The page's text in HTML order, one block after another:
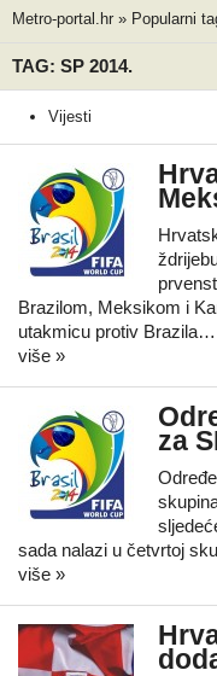
Metro-portal.hr » Popularni
TAG: SP 2014.
Vijesti
Brazilom, Meksikom i
utakmicu protiv Brazila…
više »
za
sada nalazi u četvrtoj
više »